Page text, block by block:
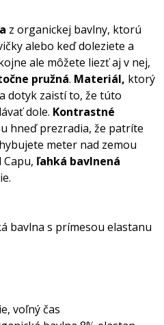
z organickej bavlny, ktorú
alebo keď doleziete a
ale môžete liezť aj v nej,
pružná. Materiál, ktorý
dotyk zaistí to, že túto
dole. Kontrastné
hneď prezradia, že patríte
meter nad zemou
ľahká bavlnená
bavlna s prímesou elastanu
voľný čas